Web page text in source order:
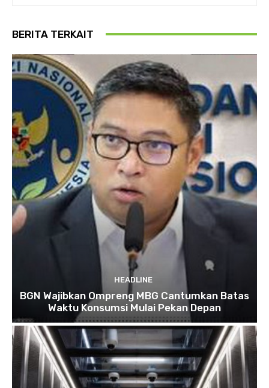
BERITA TERKAIT
HEADLINE
BGN Wajibkan Ompreng MBG Cantumkan Batas
Waktu Konsumsi Mulai Pekan Depan